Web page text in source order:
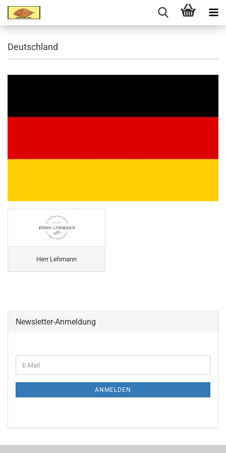
Deutschland
Herr Lehmann
Newsletter-Anmeldung
ANMELDEN